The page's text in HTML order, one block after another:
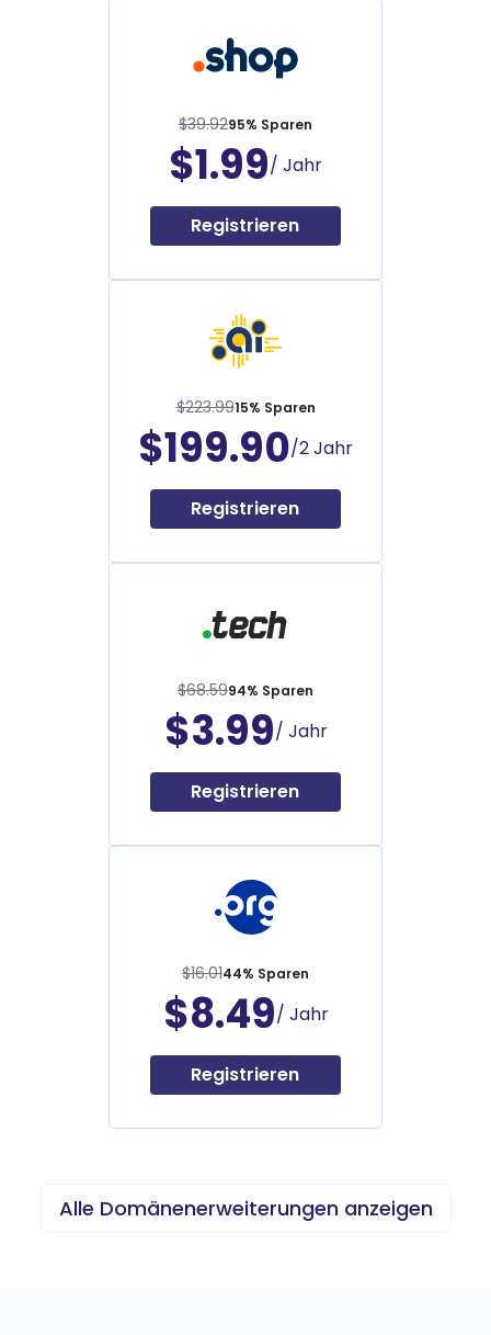
$39.9295% Sparen
$1.99/ Jahr
Registrieren
$223.9915% Sparen
$199.90/2 Jahr
Registrieren
$68.5994% Sparen
$3.99/ Jahr
Registrieren
$16.0144% Sparen
$8.49/ Jahr
Registrieren
Alle Domänenerweiterungen anzeigen